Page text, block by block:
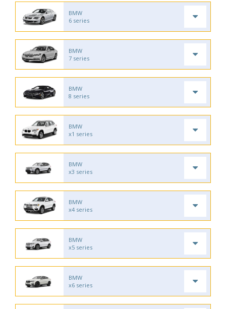
BMW
6 series
BMW
7 series
BMW
8 series
BMW
x1 series
BMW
x3 series
BMW
x4 series
BMW
x5 series
BMW
x6 series